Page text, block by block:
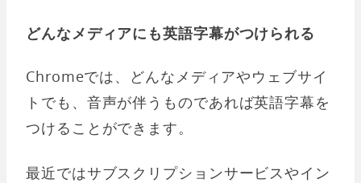
どんなメディアにも英語字幕がつけられる
Chromeでは、どんなメディアやウェブサイ
トでも、音声が伴うものであれば英語字幕を
つけることができます。
最近ではサブスクリプションサービスやイン